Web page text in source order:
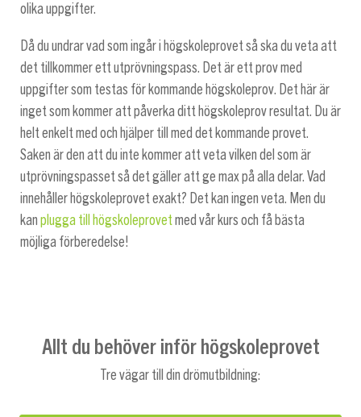
olika uppgifter.
Då du undrar vad som ingår i högskoleprovet så ska du veta att
det tillkommer ett utprövningspass. Det är ett prov med
uppgifter som testas för kommande högskoleprov. Det här är
inget som kommer att påverka ditt högskoleprov resultat. Du är
helt enkelt med och hjälper till med det kommande provet.
Saken är den att du inte kommer att veta vilken del som är
utprövningspasset så det gäller att ge max på alla delar. Vad
innehåller högskoleprovet exakt? Det kan ingen veta. Men du
kan plugga till högskoleprovetmed vår kurs och få bästa
möjliga förberedelse!
Allt du behöver inför högskoleprovet
Tre vägar till din drömutbildning: